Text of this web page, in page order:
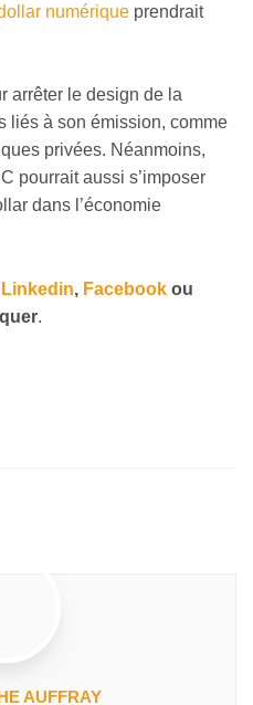
numérique prendrait
arrêter le design de la
liés à son émission, comme
privées. Néanmoins,
pourrait aussi s’imposer
dans l’économie
Linkedin, Facebook ou
.
AUFFRAY